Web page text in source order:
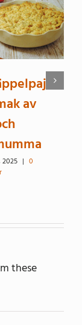
av
2025 | 0
these